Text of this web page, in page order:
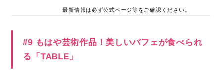
最新情報は必ず公式ページ等をご確認ください。
#9 もはや芸術作品！美しいパフェが食べられ
る「TABLE」